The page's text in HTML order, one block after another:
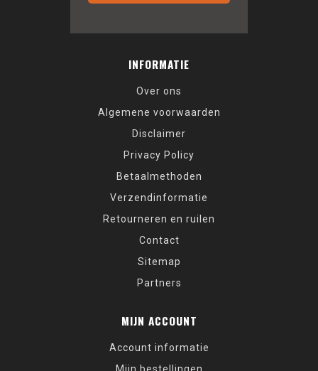
INFORMATIE
Over ons
Algemene voorwaarden
Disclaimer
Privacy Policy
Betaalmethoden
Verzendinformatie
Retourneren en ruilen
Contact
Sitemap
Partners
MIJN ACCOUNT
Account informatie